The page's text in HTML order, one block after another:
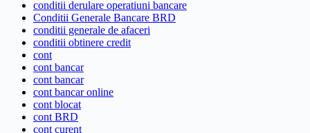
conditii derulare operatiuni bancare
Conditii Generale Bancare BRD
conditii generale de afaceri
conditii obtinere credit
cont
cont bancar
cont bancar
cont bancar online
cont blocat
cont BRD
cont curent